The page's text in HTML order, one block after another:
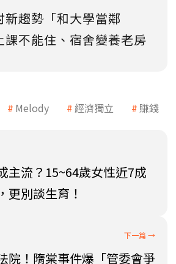
新趨勢「和大學當鄰
課不能住、宿舍變養老房
Melody 經濟獨立 賺錢
主流？15~64歲女性近7成
更別談生育！
院！隋棠事件爆「管委會爭